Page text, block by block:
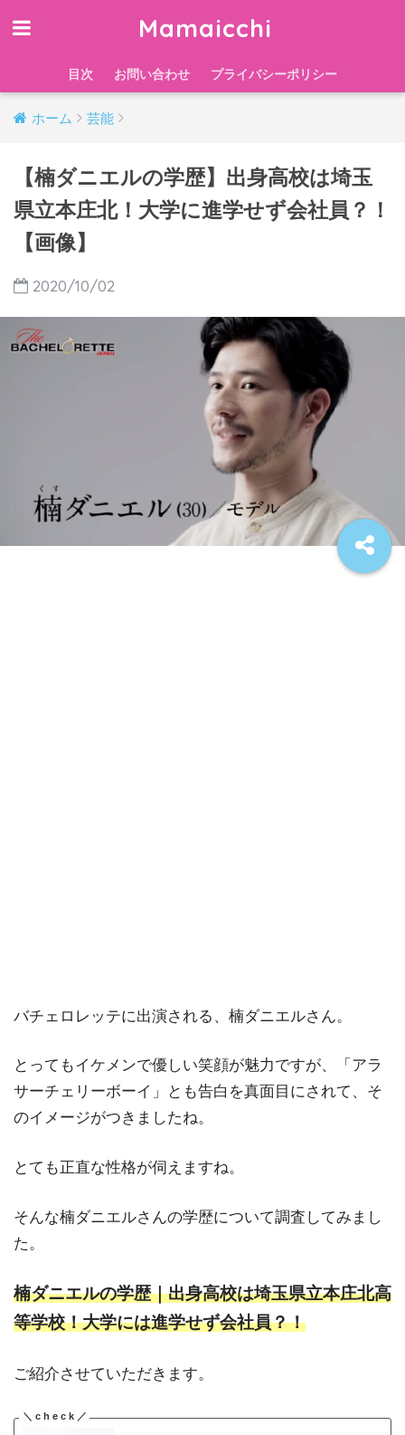
Mamaicchi
目次 お問い合わせ プライバシーポリシー
ホーム 芸能
【楠ダニエルの学歴】出身高校は埼玉
県立本庄北！大学に進学せず会社員？！
【画像】
2020/10/02
バチェロレッテに出演される、楠ダニエルさん。
とってもイケメンで優しい笑顔が魅力ですが、「アラ
サーチェリーボーイ」とも告白を真面目にされて、そ
のイメージがつきましたね。
とても正直な性格が伺えますね。
そんな楠ダニエルさんの学歴について調査してみまし
た。
楠ダニエルの学歴｜出身高校は埼玉県立本庄北高
等学校！大学には進学せず会社員？！
ご紹介させていただきます。